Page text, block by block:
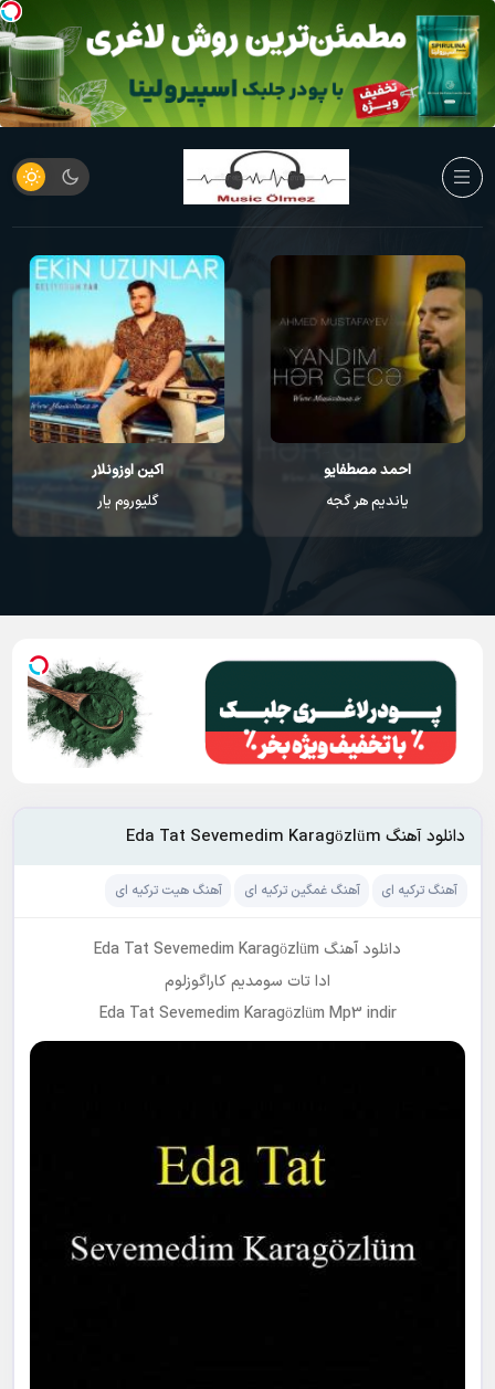
احمد مصطفایو
یاندیم هر گجه
اکین اوزونلار
گلیوروم یار
دانلود آهنگ Eda Tat Sevemedim Karagözlüm
آهنگ ترکیه ای آهنگ غمگین ترکیه ای آهنگ هیت ترکیه ای
دانلود آهنگ Eda Tat Sevemedim Karagözlüm
ادا تات سومدیم کاراگوزلوم
Eda Tat Sevemedim Karagözlüm Mp3 indir